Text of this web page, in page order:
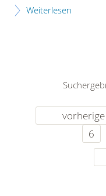
Weiterlesen
vorherige
6